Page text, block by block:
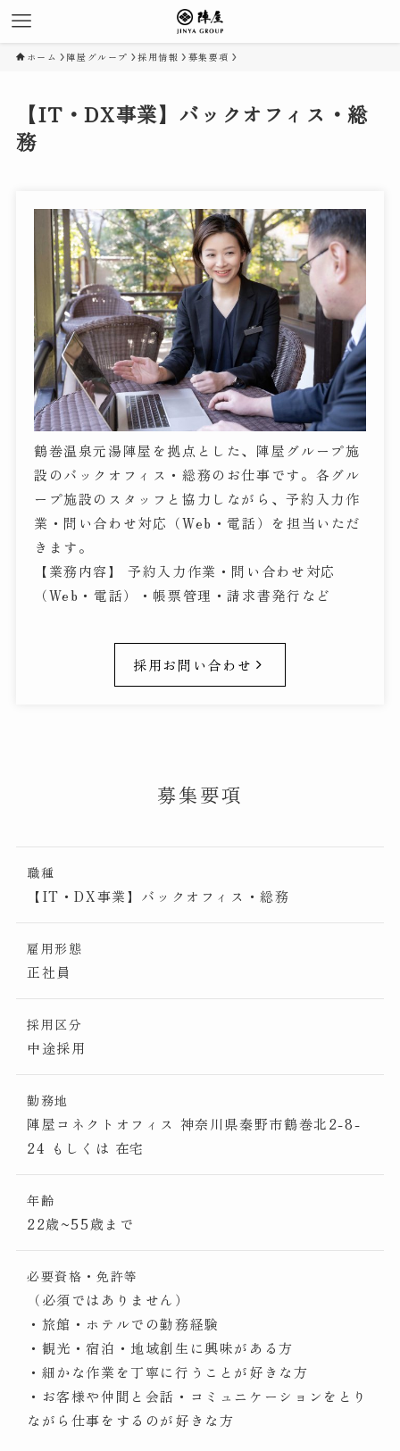
ホーム 陣屋グループ 採用情報 募集要項
【IT・DX事業】バックオフィス・総
務
鶴巻温泉元湯陣屋を拠点とした、陣屋グループ施
設のバックオフィス・総務のお仕事です。各グル
ープ施設のスタッフと協力しながら、予約入力作
業・問い合わせ対応（Web・電話）を担当いただ
きます。
【業務内容】 予約入力作業・問い合わせ対応
（Web・電話）・帳票管理・請求書発行など
採用お問い合わせ
募集要項
職種
【IT・DX事業】バックオフィス・総務
雇用形態
正社員
採用区分
中途採用
勤務地
陣屋コネクトオフィス 神奈川県秦野市鶴巻北2-8-
24 もしくは 在宅
年齢
22歳~55歳まで
必要資格・免許等
（必須ではありません）
・旅館・ホテルでの勤務経験
・観光・宿泊・地域創生に興味がある方
・細かな作業を丁寧に行うことが好きな方
・お客様や仲間と会話・コミュニケーションをとり
ながら仕事をするのが好きな方